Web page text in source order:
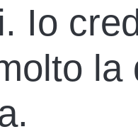
Io
la